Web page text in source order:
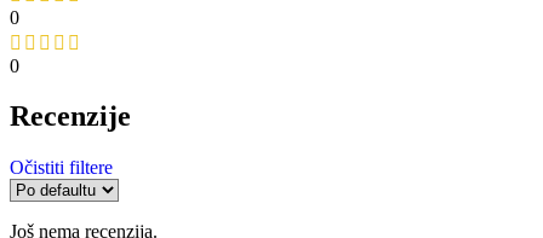
0
0
Recenzije
Očistiti filtere
Još nema recenzija.